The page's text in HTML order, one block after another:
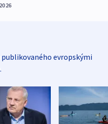
publikovaného evropskými